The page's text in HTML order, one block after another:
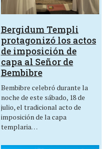
Bergidum Templi
protagonizó los actos
de imposición de
capa al Señor de
Bembibre
Bembibre celebró durante la
noche de este sábado, 18 de
julio, el tradicional acto de
imposición de la capa
templaria…